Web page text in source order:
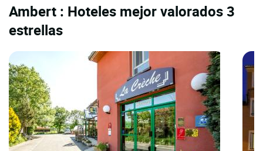
Ambert : Hoteles mejor valorados 3
estrellas